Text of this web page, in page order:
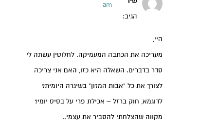
הגיב:
am
היי,
מעריכה את הכתבה המעמיקה. לחלוטין עשתה לי
סדר בדברים. השאלה היא כזו, האם אני צריכה
לצורך את כל "אבות המזון" בשיגרה היומית?
לדוגמא, חוק ברזל – אכילת פרי על בסיס יומי?
מקווה שהצלחתי להסביר את עצמי..